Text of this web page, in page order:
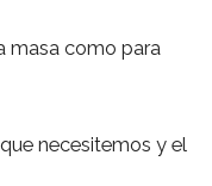
masa como para
necesitemos y el